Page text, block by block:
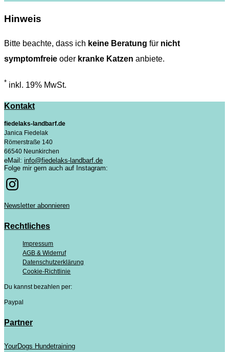
Hinweis
Bitte beachte, dass ich keine Beratung für nicht
symptomfreie oder kranke Katzen anbiete.
* inkl. 19% MwSt.
Kontakt
fiedelaks-landbarf.de
Janica Fiedelak
Römerstraße 140
66540 Neunkirchen
eMail: info@fiedelaks-landbarf.de
Folge mir gern auch auf Instagram:
Newsletter abonnieren
Rechtliches
Impressum
AGB & Widerruf
Datenschutzerklärung
Cookie-Richtlinie
Du kannst bezahlen per:
Paypal
Partner
YourDogs Hundetraining